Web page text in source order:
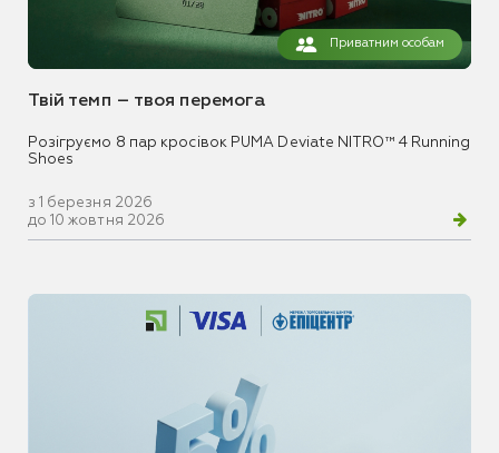
Приватним особам
Твій темп – твоя перемога
Розігруємо 8 пар кросівок PUMA Deviate NITRO™ 4 Running
Shoes
з 1 березня 2026
до 10 жовтня 2026